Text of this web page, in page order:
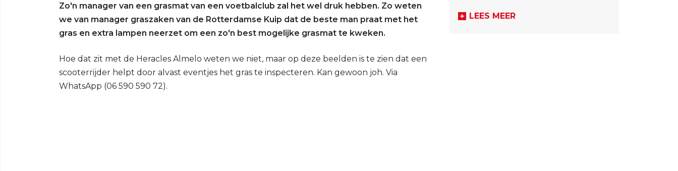
Zo'n manager van een grasmat van een voetbalclub zal het wel druk hebben. Zo weten
we van manager graszaken van de Rotterdamse Kuip dat de beste man praat met het
gras en extra lampen neerzet om een zo'n best mogelijke grasmat te kweken.
Hoe dat zit met de Heracles Almelo weten we niet, maar op deze beelden is te zien dat een
scooterrijder helpt door alvast eventjes het gras te inspecteren. Kan gewoon joh. Via
WhatsApp (06 590 590 72).
LEES MEER